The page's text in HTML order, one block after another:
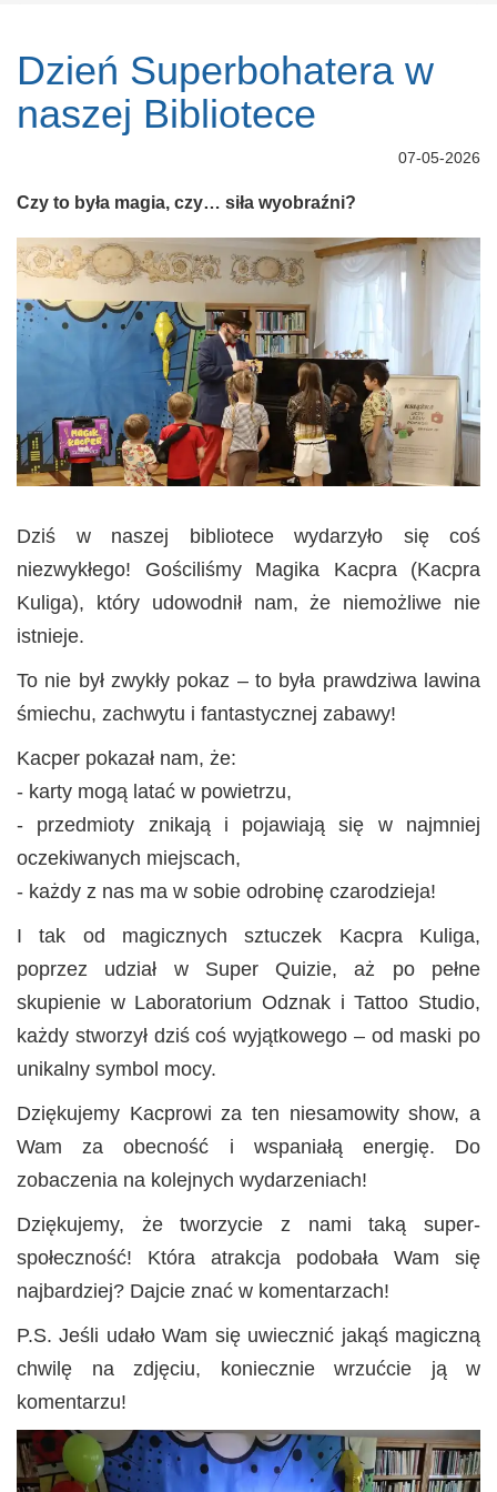
Dzień Superbohatera w
naszej Bibliotece
07-05-2026
Czy to była magia, czy… siła wyobraźni?
Dziś w naszej bibliotece wydarzyło się coś
niezwykłego! Gościliśmy Magika Kacpra (Kacpra
Kuliga), który udowodnił nam, że niemożliwe nie
istnieje.
To nie był zwykły pokaz – to była prawdziwa lawina
śmiechu, zachwytu i fantastycznej zabawy!
Kacper pokazał nam, że:
- karty mogą latać w powietrzu,
- przedmioty znikają i pojawiają się w najmniej
oczekiwanych miejscach,
- każdy z nas ma w sobie odrobinę czarodzieja!
I tak od magicznych sztuczek Kacpra Kuliga,
poprzez udział w Super Quizie, aż po pełne
skupienie w Laboratorium Odznak i Tattoo Studio,
każdy stworzył dziś coś wyjątkowego – od maski po
unikalny symbol mocy.
Dziękujemy Kacprowi za ten niesamowity show, a
Wam za obecność i wspaniałą energię. Do
zobaczenia na kolejnych wydarzeniach!
Dziękujemy, że tworzycie z nami taką super-
społeczność! Która atrakcja podobała Wam się
najbardziej? Dajcie znać w komentarzach!
P.S. Jeśli udało Wam się uwiecznić jakąś magiczną
chwilę na zdjęciu, koniecznie wrzućcie ją w
komentarzu!